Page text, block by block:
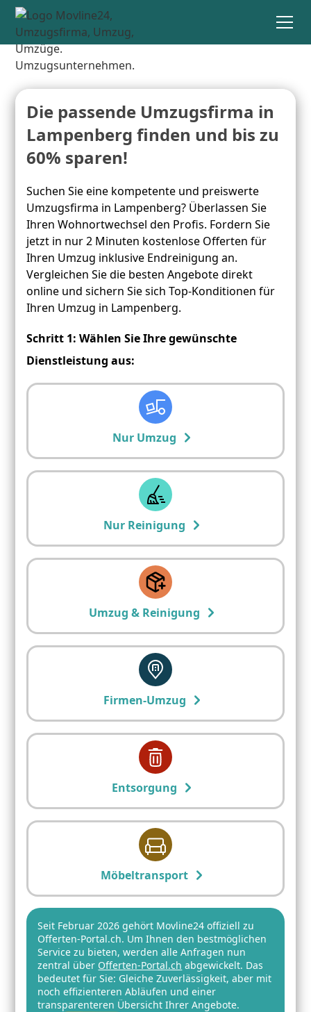
Die passende Umzugsfirma in
Lampenberg finden und bis zu
60% sparen!
Suchen Sie eine kompetente und preiswerte
Umzugsfirma in Lampenberg? Überlassen Sie
Ihren Wohnortwechsel den Profis. Fordern Sie
jetzt in nur 2 Minuten kostenlose Offerten für
Ihren Umzug inklusive Endreinigung an.
Vergleichen Sie die besten Angebote direkt
online und sichern Sie sich Top-Konditionen für
Ihren Umzug in Lampenberg.
Schritt 1: Wählen Sie Ihre gewünschte
Dienstleistung aus:
Nur Umzug
Nur Reinigung
Umzug & Reinigung
Firmen-Umzug
Entsorgung
Möbeltransport
Seit Februar 2026 gehört Movline24 offiziell zu
Offerten-Portal.ch. Um Ihnen den bestmöglichen
Service zu bieten, werden alle Anfragen nun
zentral über Offerten-Portal.ch abgewickelt. Das
bedeutet für Sie: Gleiche Zuverlässigkeit, aber mit
noch effizienteren Abläufen und einer
transparenteren Übersicht Ihrer Angebote.